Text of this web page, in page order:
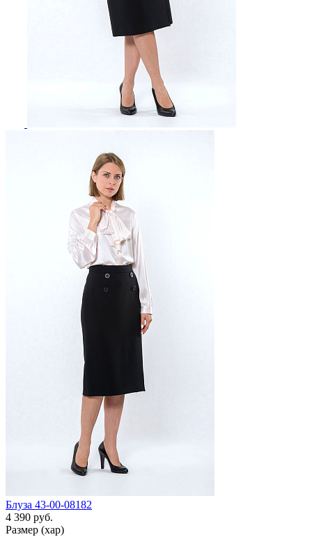
Блуза 43-00-08182
4 390 руб.
Размер (хар)